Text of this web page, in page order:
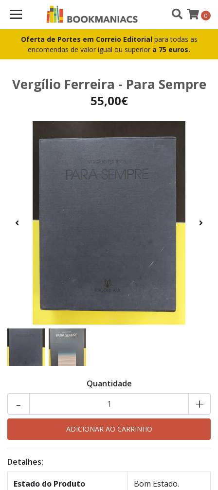
Oferta de Portes em Correio Editorial para todas as
encomendas de valor igual ou superior a 75 euros.
0
Vergílio Ferreira - Para Sempre
55,00€
Quantidade
+
-
Detalhes:
Estado do Produto Bom Estado.